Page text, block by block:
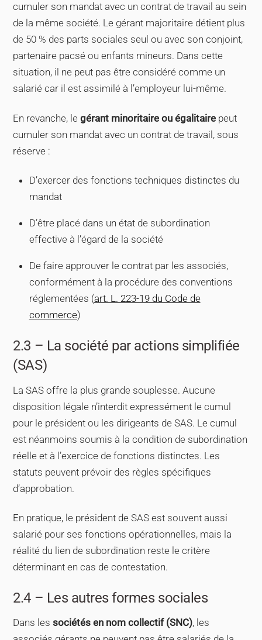
cumuler son mandat avec un contrat de travail au sein
de la même société. Le gérant majoritaire détient plus
de 50 % des parts sociales seul ou avec son conjoint,
partenaire pacsé ou enfants mineurs. Dans cette
situation, il ne peut pas être considéré comme un
salarié car il est assimilé à l’employeur lui-même.
En revanche, legérant minoritaire ou égalitaire peut
cumuler son mandat avec un contrat de travail, sous
réserve :
D’exercer des fonctions techniques distinctes du
mandat
D’être placé dans un état de subordination
effective à l’égard de la société
De faire approuver le contrat par les associés,
conformément à la procédure des conventions
réglementées (art. L. 223-19 du Code de
commerce)
2.3 – La société par actions simplifiée
(SAS)
La SAS offre la plus grande souplesse. Aucune
disposition légale n’interdit expressément le cumul
pour le président ou les dirigeants de SAS. Le cumul
est néanmoins soumis à la condition de subordination
réelle et à l’exercice de fonctions distinctes. Les
statuts peuvent prévoir des règles spécifiques
d’approbation.
En pratique, le président de SAS est souvent aussi
salarié pour ses fonctions opérationnelles, mais la
réalité du lien de subordination reste le critère
déterminant en cas de contestation.
2.4 – Les autres formes sociales
Dans lessociétés en nom collectif (SNC), les